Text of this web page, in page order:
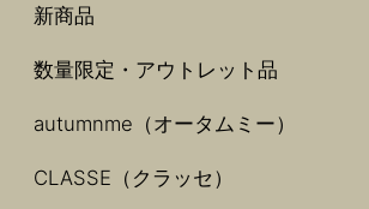
新商品
数量限定・アウトレット品
autumnme（オータムミー）
CLASSE（クラッセ）